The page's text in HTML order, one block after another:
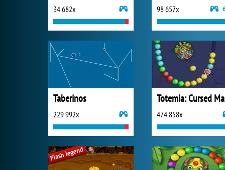
34 682x 98 657x
Taberinos
229 992x 474 858x